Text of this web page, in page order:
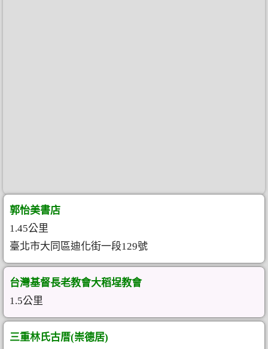
郭怡美書店
1.45公里
臺北市大同區迪化街一段129號
台灣基督長老教會大稻埕教會
1.5公里
三重林氏古厝(崇德居)